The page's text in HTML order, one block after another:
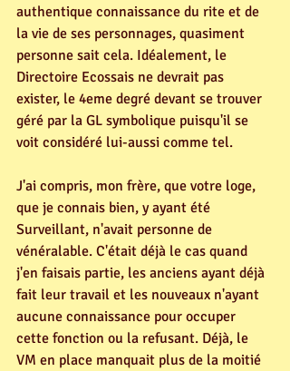
authentique connaissance du rite et de
la vie de ses personnages, quasiment
personne sait cela. Idéalement, le
Directoire Ecossais ne devrait pas
exister, le 4eme degré devant se trouver
géré par la GL symbolique puisqu'il se
voit considéré lui-aussi comme tel.
J'ai compris, mon frère, que votre loge,
que je connais bien, y ayant été
Surveillant, n'avait personne de
vénéralable. C'était déjà le cas quand
j'en faisais partie, les anciens ayant déjà
fait leur travail et les nouveaux n'ayant
aucune connaissance pour occuper
cette fonction ou la refusant. Déjà, le
VM en place manquait plus de la moitié